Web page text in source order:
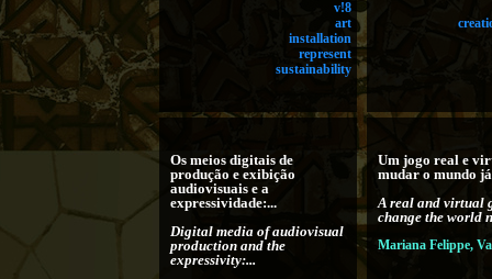
v!8
art
installation
represent
sustainability
Os meios digitais de
produção e exibição
audiovisuais e a
expressividade:...
Digital media of audiovisual
production and the
expressivity:...
Um jogo real e
mudar o mundo já
A real and virtual
change the world
Mariana Felippe,